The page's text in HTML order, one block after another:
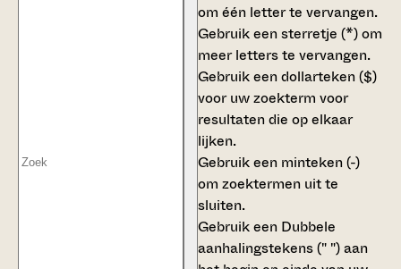
om één letter te vervangen.
Gebruik eensterretje (*)om
meer letters te vervangen.
Gebruik eendollarteken ($)
voor uw zoekterm voor
resultaten die op elkaar
lijken.
Gebruik een minteken (-)
om zoektermen uit te
sluiten.
Gebruik een Dubbele
aanhalingstekens (" ")aan